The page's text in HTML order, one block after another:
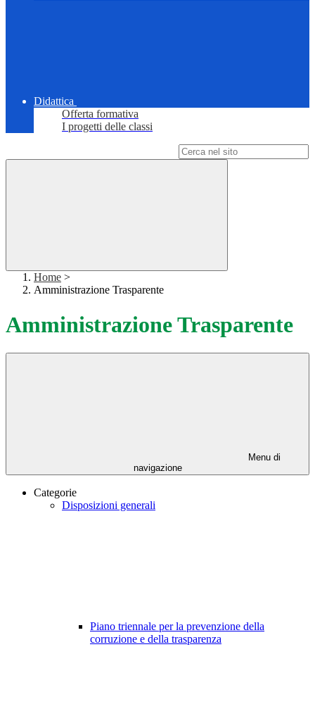
Didattica
Offerta formativa
I progetti delle classi
Home >
Amministrazione Trasparente
Amministrazione Trasparente
Menu di
navigazione
Categorie
Disposizioni generali
Piano triennale per la prevenzione della
corruzione e della trasparenza